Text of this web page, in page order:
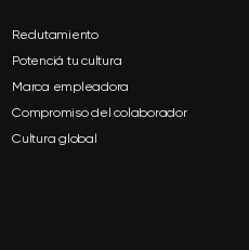
Reclutamiento
Potenciá tu cultura
Marca empleadora
Compromiso del colaborador
Cultura global